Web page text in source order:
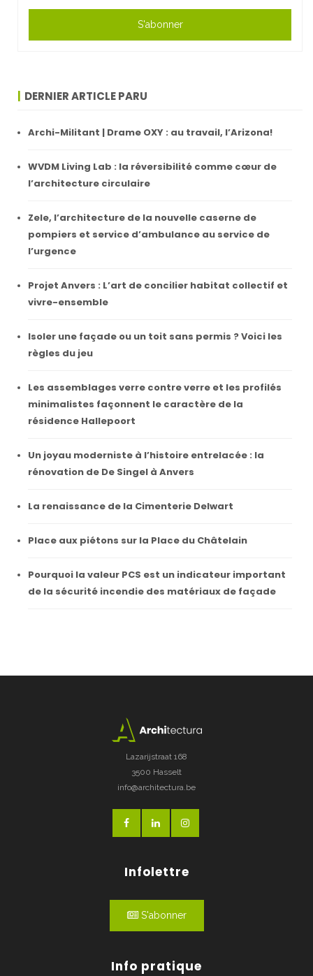
S'abonner
DERNIER ARTICLE PARU
Archi-Militant | Drame OXY : au travail, l’Arizona!
WVDM Living Lab : la réversibilité comme cœur de
l’architecture circulaire
Zele, l’architecture de la nouvelle caserne de
pompiers et service d’ambulance au service de
l’urgence
Projet Anvers : L’art de concilier habitat collectif et
vivre-ensemble
Isoler une façade ou un toit sans permis ? Voici les
règles du jeu
Les assemblages verre contre verre et les profilés
minimalistes façonnent le caractère de la
résidence Hallepoort
Un joyau moderniste à l’histoire entrelacée : la
rénovation de De Singel à Anvers
La renaissance de la Cimenterie Delwart
Place aux piétons sur la Place du Châtelain
Pourquoi la valeur PCS est un indicateur important
de la sécurité incendie des matériaux de façade
Lazarijstraat 168
3500 Hasselt
info@architectura.be
Infolettre
S'abonner
Info pratique